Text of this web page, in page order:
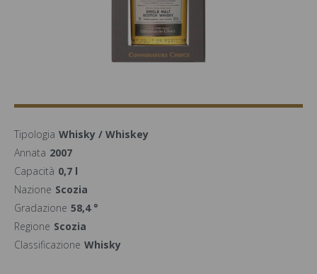
Tipologia Whisky / Whiskey
Annata 2007
Capacità 0,7 l
Nazione Scozia
Gradazione 58,4 °
Regione Scozia
Classificazione Whisky